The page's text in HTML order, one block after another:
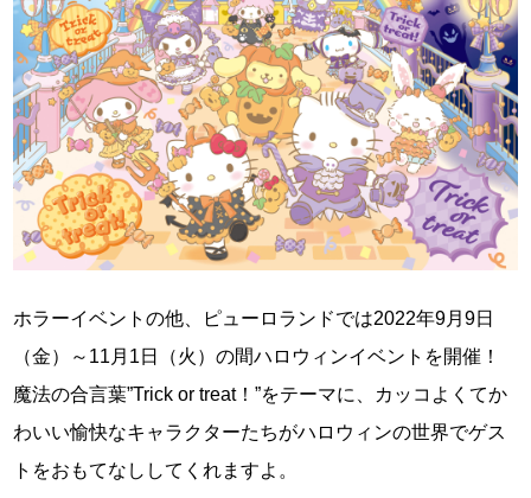
ホラーイベントの他、ピューロランドでは2022年9月9日
（金）～11月1日（火）の間ハロウィンイベントを開催！
魔法の合言葉”Trick or treat！”をテーマに、カッコよくてか
わいい愉快なキャラクターたちがハロウィンの世界でゲス
トをおもてなししてくれますよ。